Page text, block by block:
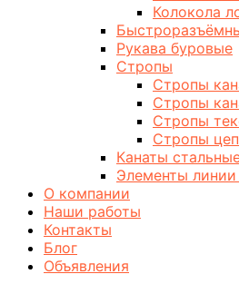
Колокола
Рукава буровые
Стропы
Стропы
Стропы
Стропы
Стропы
Канаты
Элементы линии
О компании
Наши работы
Контакты
Блог
Объявления